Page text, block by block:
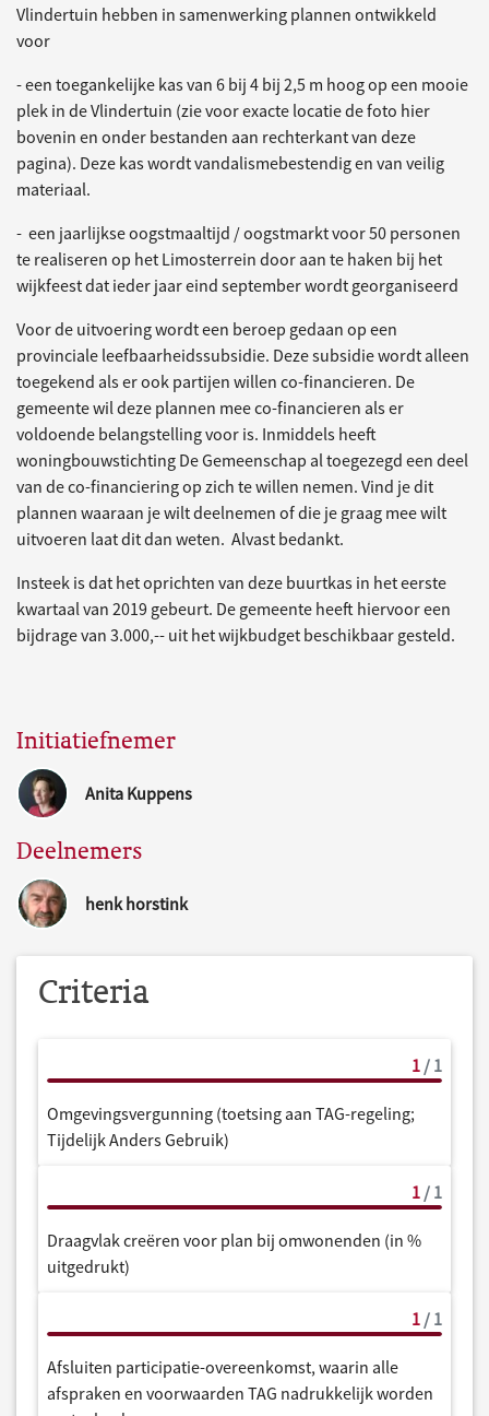
Vlindertuin hebben in samenwerking plannen ontwikkeld
voor
- een toegankelijke kas van 6 bij 4 bij 2,5 m hoog op een mooie
plek in de Vlindertuin (zie voor exacte locatie de foto hier
bovenin en onder bestanden aan rechterkant van deze
pagina). Deze kas wordt vandalismebestendig en van veilig
materiaal.
- een jaarlijkse oogstmaaltijd / oogstmarkt voor 50 personen
te realiseren op het Limosterrein door aan te haken bij het
wijkfeest dat ieder jaar eind september wordt georganiseerd
Voor de uitvoering wordt een beroep gedaan op een
provinciale leefbaarheidssubsidie. Deze subsidie wordt alleen
toegekend als er ook partijen willen co-financieren. De
gemeente wil deze plannen mee co-financieren als er
voldoende belangstelling voor is. Inmiddels heeft
woningbouwstichting De Gemeenschap al toegezegd een deel
van de co-financiering op zich te willen nemen. Vind je dit
plannen waaraan je wilt deelnemen of die je graag mee wilt
uitvoeren laat dit dan weten. Alvast bedankt.
Insteek is dat het oprichten van deze buurtkas in het eerste
kwartaal van 2019 gebeurt. De gemeente heeft hiervoor een
bijdrage van 3.000,-- uit het wijkbudget beschikbaar gesteld.
Initiatiefnemer
Anita Kuppens
Deelnemers
henk horstink
Criteria
1 / 1
Omgevingsvergunning (toetsing aan TAG-regeling;
Tijdelijk Anders Gebruik)
1 / 1
Draagvlak creëren voor plan bij omwonenden (in %
uitgedrukt)
1 / 1
Afsluiten participatie-overeenkomst, waarin alle
afspraken en voorwaarden TAG nadrukkelijk worden